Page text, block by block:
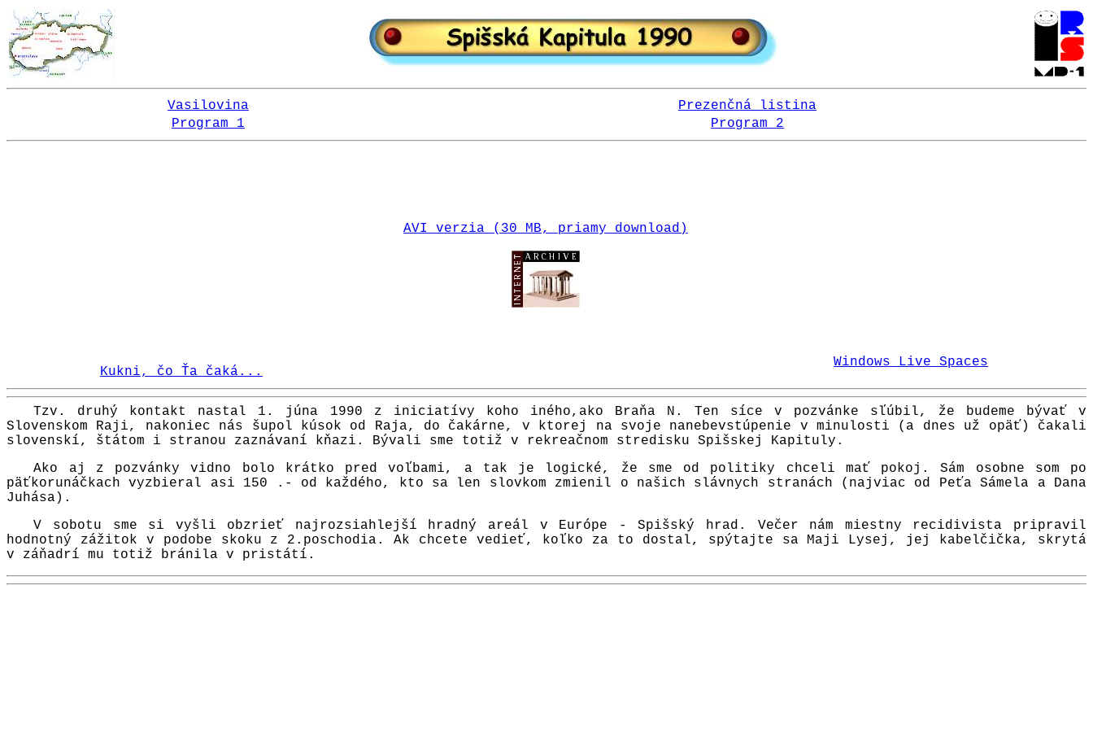
Vasilovina
Prezenčná listina
Program 1
Program 2
Kukni, čo Ťa čaká...
AVI verzia (30 MB, priamy download)
Windows Live Spaces
Tzv. druhý kontakt nastal 1. júna 1990 z iniciatívy koho iného,ako Braňa N. Ten síce v pozvánke sľúbil, že budeme bývať v
Slovenskom Raji, nakoniec nás šupol kúsok od Raja, do čakárne, v ktorej na svoje nanebevstúpenie v minulosti (a dnes už opäť) čakali
slovenskí, štátom i stranou zaznávaní kňazi. Bývali sme totiž v rekreačnom stredisku Spišskej Kapituly.
Ako aj z pozvánky vidno bolo krátko pred voľbami, a tak je logické, že sme od politiky chceli mať pokoj. Sám osobne som po
päťkorunáčkach vyzbieral asi 150 .- od každého, kto sa len slovkom zmienil o našich slávnych stranách (najviac od Peťa Sámela a Dana
Juhása).
V sobotu sme si vyšli obzrieť najrozsiahlejší hradný areál v Európe - Spišský hrad. Večer nám miestny recidivista pripravil
hodnotný zážitok v podobe skoku z 2.poschodia. Ak chcete vedieť, koľko za to dostal, spýtajte sa Maji Lysej, jej kabelčička, skrytá
v záňadrí mu totiž bránila v pristátí.